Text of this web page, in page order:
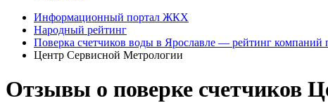
Информационный портал ЖКХ
Народный рейтинг
Поверка счетчиков воды в Ярославле — рейтинг компаний
Центр Сервисной Метрологии
Отзывы о поверке счетчиков